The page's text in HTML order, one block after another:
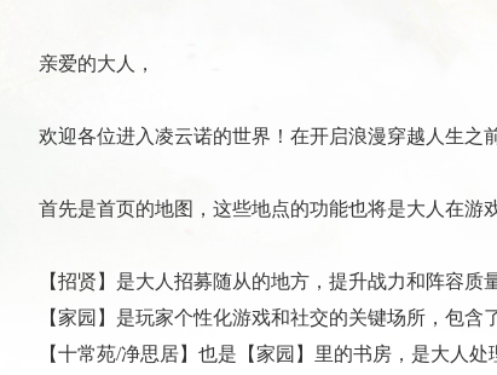
亲爱的大人，
欢迎各位进入凌云诺的世界！在开启浪漫穿越人生之
首先是首页的地图，这些地点的功能也将是大人在游
【招贤】是大人招募随从的地方，提升战力和阵容质
【家园】是玩家个性化游戏和社交的关键场所，包含
【十常苑/净思居】也是【家园】里的书房，是大人处